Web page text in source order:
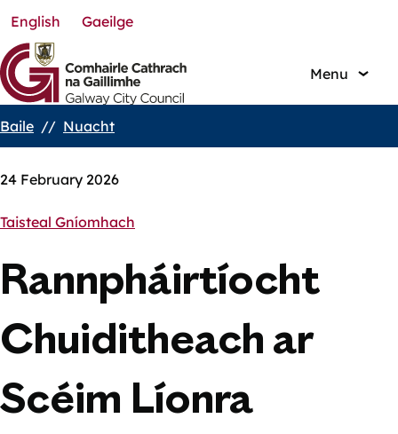
Skip
to
main
content
English Gaeilge
Menu
Breadcrumbs
Baile Nuacht
24 February 2026
Taisteal Gníomhach
Rannpháirtíocht
Chuiditheach ar
Scéim Líonra